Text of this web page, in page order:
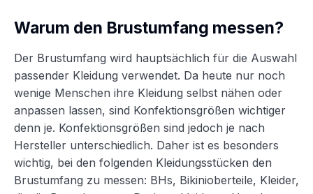
Warum den Brustumfang messen?
Der Brustumfang wird hauptsächlich für die Auswahl
passender Kleidung verwendet. Da heute nur noch
wenige Menschen ihre Kleidung selbst nähen oder
anpassen lassen, sind Konfektionsgrößen wichtiger
denn je. Konfektionsgrößen sind jedoch je nach
Hersteller unterschiedlich. Daher ist es besonders
wichtig, bei den folgenden Kleidungsstücken den
Brustumfang zu messen: BHs, Bikinioberteile, Kleider,